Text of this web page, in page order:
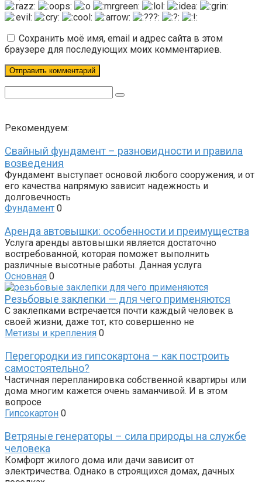
Сохранить моё имя, email и адрес сайта в этом
браузере для последующих моих комментариев.
Рекомендуем:
Свайный фундамент – разновидности и правила
возведения
Фундамент выступает основой любого сооружения, и от
его качества напрямую зависит надежность и
долговечность
Фундамент 0
Аренда автовышки: особенности и преимущества
Услуга аренды автовышки является достаточно
востребованной, которая поможет выполнить
различные высотные работы. Данная услуга
Основная 0
Резьбовые заклепки — для чего применяются
С заклепками встречается почти каждый человек в
своей жизни, даже тот, кто совершенно не
Метизы и крепления 0
Перегородки из гипсокартона – как построить
самостоятельно?
Частичная перепланировка собственной квартиры или
дома многим кажется очень заманчивой. И в этом
вопросе
Гипсокартон 0
Ветряные генераторы – сила природы на службе
человека
Комфорт жилого дома или дачи зависит от
электричества. Однако в строящихся домах, дачных